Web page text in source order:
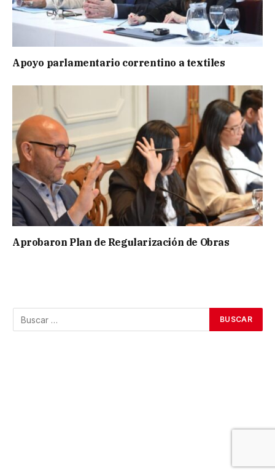
Apoyo parlamentario correntino a textiles
Aprobaron Plan de Regularización de Obras